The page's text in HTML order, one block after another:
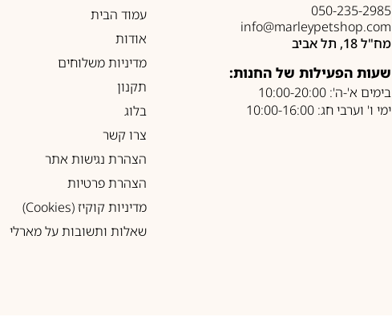
050-235-2985
info@marleypetshop.com
מח"ל 18, תל אביב
שעות הפעילות של החנות:
בימים א'-ה': 10:00-20:00
ימי ו' וערבי חג: 10:00-16:00
עמוד הבית
אודות
מדיניות משלוחים
תקנון
בלוג
צרו קשר
הצהרת נגישות אתר
הצהרת פרטיות
מדיניות קוקיז (Cookies)
שאלות ותשובות על מארלי